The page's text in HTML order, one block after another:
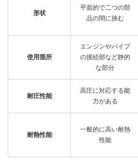
形状
平面的で二つの部
品の間に挟む
使用箇所
エンジンやパイプ
の接続部など静的
な部分
耐圧性能
高圧に対応する能
力がある
耐熱性能
一般的に高い耐熱
性能